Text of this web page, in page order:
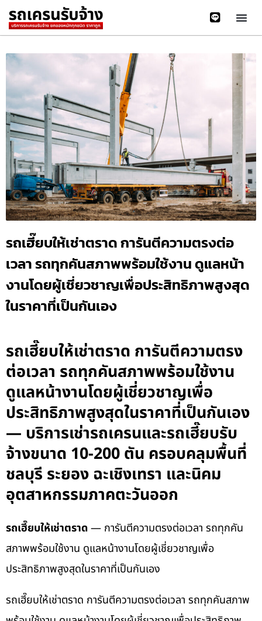
รถเฮี๊ยบให้เช่าตราด การันตีความตรงต่อ
เวลา รถทุกคันสภาพพร้อมใช้งาน ดูแลหน้า
งานโดยผู้เชี่ยวชาญเพื่อประสิทธิภาพสูงสุด
ในราคาที่เป็นกันเอง
รถเฮี๊ยบให้เช่าตราด การันตีความตรง
ต่อเวลา รถทุกคันสภาพพร้อมใช้งาน
ดูแลหน้างานโดยผู้เชี่ยวชาญเพื่อ
ประสิทธิภาพสูงสุดในราคาที่เป็นกันเอง
— บริการเช่ารถเครนและรถเฮี๊ยบรับ
จ้างขนาด 10-200 ตัน ครอบคลุมพื้นที่
ชลบุรี ระยอง ฉะเชิงเทรา และนิคม
อุตสาหกรรมภาคตะวันออก
รถเฮี๊ยบให้เช่าตราด— การันตีความตรงต่อเวลา รถทุกคัน
สภาพพร้อมใช้งาน ดูแลหน้างานโดยผู้เชี่ยวชาญเพื่อ
ประสิทธิภาพสูงสุดในราคาที่เป็นกันเอง
รถเฮี๊ยบให้เช่าตราด การันตีความตรงต่อเวลา รถทุกคันสภาพ